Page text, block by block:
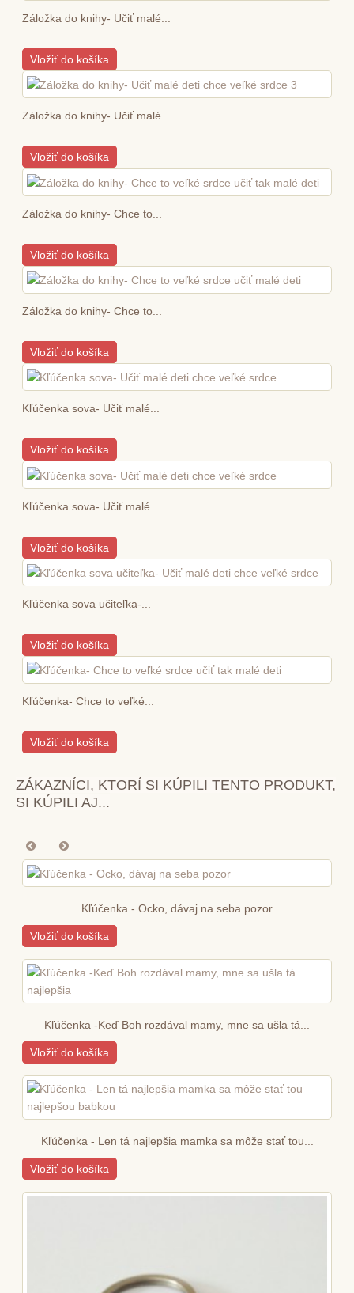
Záložka do knihy- Učiť malé...
Vložiť do košíka
Záložka do knihy- Učiť malé...
Vložiť do košíka
Záložka do knihy- Chce to...
Vložiť do košíka
Záložka do knihy- Chce to...
Vložiť do košíka
Kľúčenka sova- Učiť malé...
Vložiť do košíka
Kľúčenka sova- Učiť malé...
Vložiť do košíka
Kľúčenka sova učiteľka-...
Vložiť do košíka
Kľúčenka- Chce to veľké...
Vložiť do košíka
ZÁKAZNÍCI, KTORÍ SI KÚPILI TENTO PRODUKT,
SI KÚPILI AJ...
Kľúčenka - Ocko, dávaj na seba pozor
Vložiť do košíka
Kľúčenka -Keď Boh rozdával mamy, mne sa ušla tá...
Vložiť do košíka
Kľúčenka - Len tá najlepšia mamka sa môže stať tou...
Vložiť do košíka